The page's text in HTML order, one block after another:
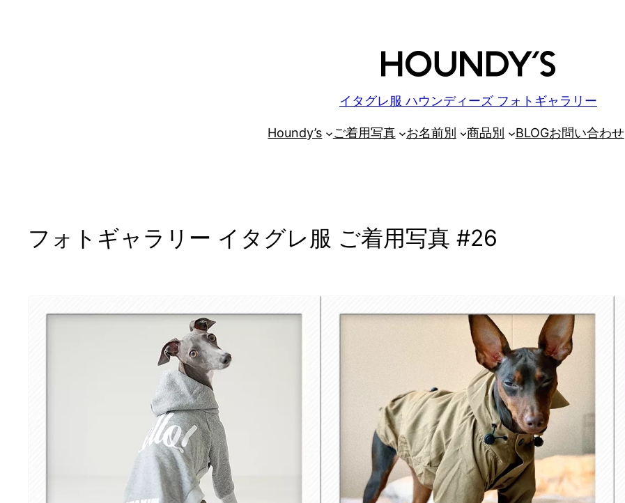
イタグレ服 ハウンディーズ フォトギャラリー
Houndy’s ご着用写真 お名前別 商品別 BLOGお問い合わせ
フォトギャラリー イタグレ服 ご着用写真 #26